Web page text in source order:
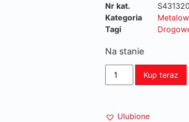
Nr kat.
Kategoria
Tagi
Na stanie
Kup teraz
Ulubione